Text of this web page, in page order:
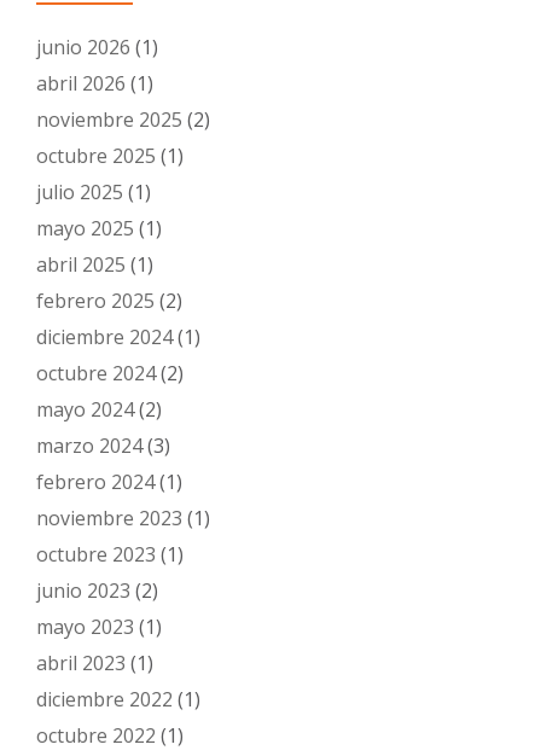
junio 2026 (1)
abril 2026 (1)
noviembre 2025 (2)
octubre 2025 (1)
julio 2025 (1)
mayo 2025 (1)
abril 2025 (1)
febrero 2025 (2)
diciembre 2024(1)
octubre 2024(2)
mayo 2024(2)
marzo 2024(3)
febrero 2024(1)
noviembre 2023 (1)
octubre 2023 (1)
junio 2023 (2)
mayo 2023 (1)
abril 2023 (1)
diciembre 2022 (1)
octubre 2022 (1)